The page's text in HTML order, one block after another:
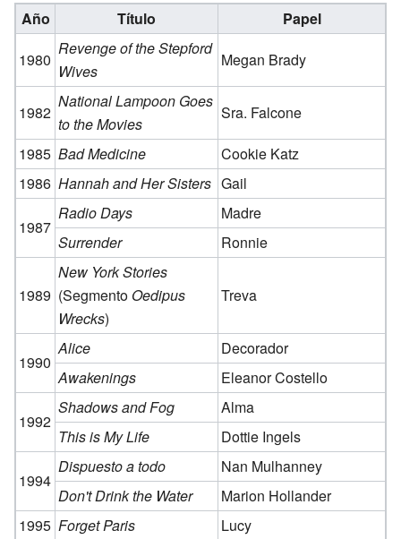
Año Título
Papel
1980
Revenge of the Stepford
Wives
Megan Brady
1982
National Lampoon Goes
to the Movies
Sra. Falcone
1985 Bad Medicine
Cookie Katz
1986 Hannah and Her Sisters Gail
1987
Radio Days
Madre
Surrender
Ronnie
1989
New York Stories
(Segmento Oedipus
Wrecks)
Treva
1990
Alice
Decorador
Awakenings
Eleanor Costello
1992
Shadows and Fog
Alma
This is My Life
Dottie Ingels
1994
Dispuesto a todo
Nan Mulhanney
Don't Drink the Water
Marion Hollander
1995 Forget Paris
Lucy